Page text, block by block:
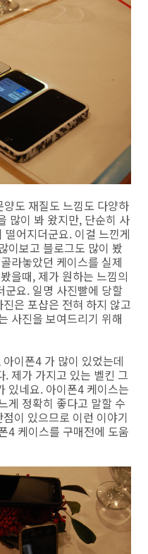
도 재질도 느낌도 다양하
많이 봐 왔지만, 단순히 사
어지더군요. 이걸 느낀게
이보고 블로그도 많이 봤
라놓았던 케이스를 실제
을때, 제가 원하는 느낌의
군요. 일명 사진빨에 당할
은 포샵은 전혀 하지 않고
사진을 보여드리기 위해
이폰4 가 많이 있었는데
제가 가지고 있는 벨킨 그
있네요. 아이폰4 케이스는
게 정확히 좋다고 말할 수
이 있으므로 이런 이야기
4 케이스를 구매전에 도움